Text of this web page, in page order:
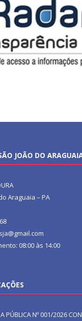
JOÃO DO
Araguaia – PA
08:00 às 14:00
PÚBLICA Nº 001/2026